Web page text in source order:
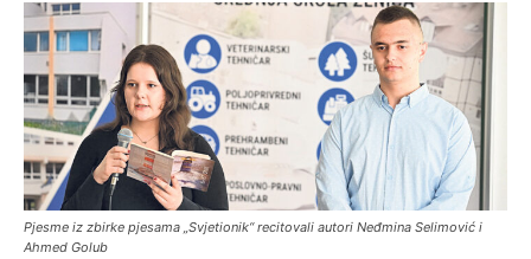
Pjesme iz zbirke pjesama „Svjetionik“ recitovali autori Neđmina Selimović i
Ahmed Golub